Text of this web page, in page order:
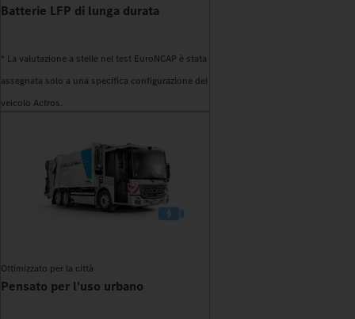
Batterie LFP di lunga durata
* La valutazione a stelle nel test EuroNCAP è stata
assegnata solo a una specifica configurazione del
veicolo Actros.
Ottimizzato per la città
Pensato per l'uso urbano